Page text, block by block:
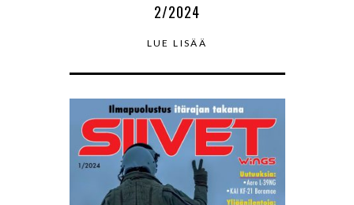
2/2024
LUE LISÄÄ